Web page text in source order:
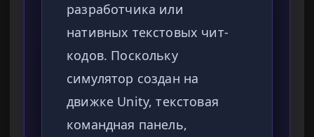
разработчика или
нативных текстовых чит-
кодов. Поскольку
симулятор создан на
движке Unity, текстовая
командная панель,